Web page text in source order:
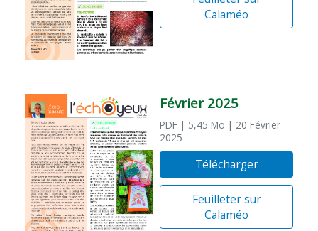
Calaméo
Février 2025
PDF | 5,45 Mo | 20 Février
2025
Télécharger
Feuilleter sur
Calaméo